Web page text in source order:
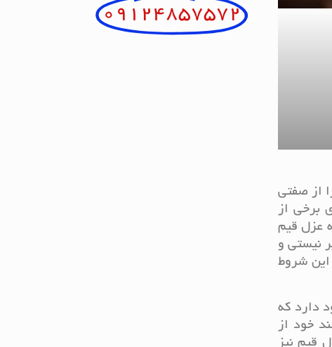
از صفتی
برخی از
عزل قیم
نیستی و
این شروط
دارد که
خود از
قیم نیز
09124857572